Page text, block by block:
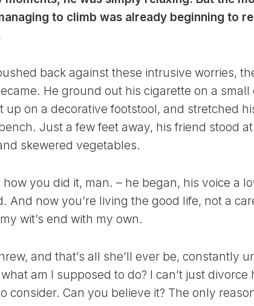
ЛУННЫЙ
ДЕНЬ
ЛУННЫЙ
ДЕНЬ
13
ЛУННЫЙ
ДЕНЬ
ЛУННЫЙ
ДЕНЬ
15
16
ЛУННЫЙ
ДЕНЬ
ЛУННЫЙ
НЕДЕЛЮ
ЛУННЫЙ
КАЛЕНДАРЬ
И
ОГОРОДНИКА
ЛУННЫЙ
КАЛЕНДАРЬ
И
МЕСЯЦ
ЛУННЫЙ
КАЛЕНДАРЬ
to climb was already beginning to
back against these intrusive worries,
He ground out his cigarette on a small
up on a decorative footstool, and stretched
Just a few feet away, his friend stood
skewered vegetables.
how you did it, man. – he began, his voice a
And now you’re living the good life, not a
wit’s end with my own.
and that’s all she’ll ever be, constantly
am I supposed to do? I can’t just divorce
consider. Can you believe it? The only